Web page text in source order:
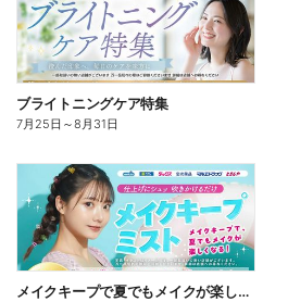
ブライトニングケア特集
7月25日 ～8月31日
メイクキープで夏でもメイクが楽しくなる!